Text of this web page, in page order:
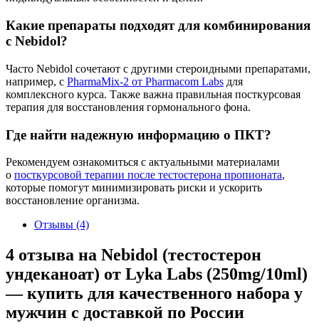
Какие препараты подходят для комбинирования
с Nebidol?
Часто Nebidol сочетают с другими стероидными препаратами,
например, с PharmaMix-2 от Pharmacom Labs для
комплексного курса. Также важна правильная посткурсовая
терапия для восстановления гормонального фона.
Где найти надежную информацию о ПКТ?
Рекомендуем ознакомиться с актуальными материалами
о посткурсовой терапии после тестостерона пропионата,
которые помогут минимизировать риски и ускорить
восстановление организма.
Отзывы (4)
4 отзыва на Nebidol (тестостерон
ундеканоат) от Lyka Labs (250mg/10ml)
— купить для качественного набора у
мужчин с доставкой по России